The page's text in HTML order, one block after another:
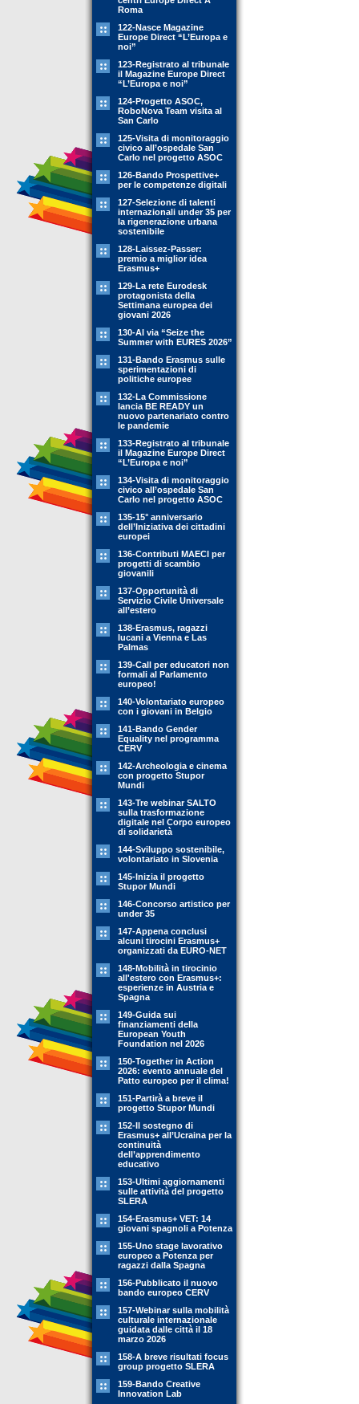
Roma
122-Nasce Magazine
Europe Direct “L’Europa e
noi”
123-Registrato al tribunale
il Magazine Europe Direct
“L’Europa e noi”
124-Progetto ASOC,
RoboNova Team visita al
San Carlo
125-Visita di monitoraggio
civico all’ospedale San
Carlo nel progetto ASOC
126-Bando Prospettive+
per le competenze digitali
127-Selezione di talenti
internazionali under 35 per
la rigenerazione urbana
sostenibile
128-Laissez-Passer:
premio a miglior idea
Erasmus+
129-La rete Eurodesk
protagonista della
Settimana europea dei
giovani 2026
130-Al via “Seize the
Summer with EURES 2026”
131-Bando Erasmus sulle
sperimentazioni di
politiche europee
132-La Commissione
lancia BE READY un
nuovo partenariato contro
le pandemie
133-Registrato al tribunale
il Magazine Europe Direct
“L’Europa e noi”
134-Visita di monitoraggio
civico all’ospedale San
Carlo nel progetto ASOC
135-15° anniversario
dell’Iniziativa dei cittadini
europei
136-Contributi MAECI per
progetti di scambio
giovanili
137-Opportunità di
Servizio Civile Universale
all’estero
138-Erasmus, ragazzi
lucani a Vienna e Las
Palmas
139-Call per educatori non
formali al Parlamento
europeo!
140-Volontariato europeo
con i giovani in Belgio
141-Bando Gender
Equality nel programma
CERV
142-Archeologia e cinema
con progetto Stupor
Mundi
143-Tre webinar SALTO
sulla trasformazione
digitale nel Corpo europeo
di solidarietà
144-Sviluppo sostenibile,
volontariato in Slovenia
145-Inizia il progetto
Stupor Mundi
146-Concorso artistico per
under 35
147-Appena conclusi
alcuni tirocini Erasmus+
organizzati da EURO-NET
148-Mobilità in tirocinio
all'estero con Erasmus+:
esperienze in Austria e
Spagna
149-Guida sui
finanziamenti della
European Youth
Foundation nel 2026
150-Together in Action
2026: evento annuale del
Patto europeo per il clima!
151-Partirà a breve il
progetto Stupor Mundi
152-Il sostegno di
Erasmus+ all’Ucraina per la
continuità
dell’apprendimento
educativo
153-Ultimi aggiornamenti
sulle attività del progetto
SLERA
154-Erasmus+ VET: 14
giovani spagnoli a Potenza
155-Uno stage lavorativo
europeo a Potenza per
ragazzi dalla Spagna
156-Pubblicato il nuovo
bando europeo CERV
157-Webinar sulla mobilità
culturale internazionale
guidata dalle città il 18
marzo 2026
158-A breve risultati focus
group progetto SLERA
159-Bando Creative
Innovation Lab